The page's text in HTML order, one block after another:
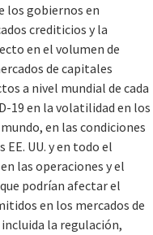
los gobiernos en
crediticios y la
en el volumen de
de capitales
a nivel mundial de cada
19 en la volatilidad en los
en las condiciones
UU. y en todo el
las operaciones y el
podrían afectar el
en los mercados de
la regulación,